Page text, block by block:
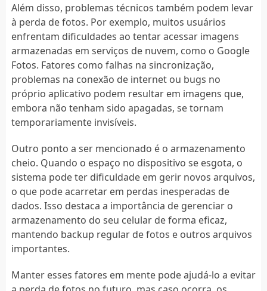
Além disso, problemas técnicos também podem levar
à perda de fotos. Por exemplo, muitos usuários
enfrentam dificuldades ao tentar acessar imagens
armazenadas em serviços de nuvem, como o Google
Fotos. Fatores como falhas na sincronização,
problemas na conexão de internet ou bugs no
próprio aplicativo podem resultar em imagens que,
embora não tenham sido apagadas, se tornam
temporariamente invisíveis.
Outro ponto a ser mencionado é o armazenamento
cheio. Quando o espaço no dispositivo se esgota, o
sistema pode ter dificuldade em gerir novos arquivos,
o que pode acarretar em perdas inesperadas de
dados. Isso destaca a importância de gerenciar o
armazenamento do seu celular de forma eficaz,
mantendo backup regular de fotos e outros arquivos
importantes.
Manter esses fatores em mente pode ajudá-lo a evitar